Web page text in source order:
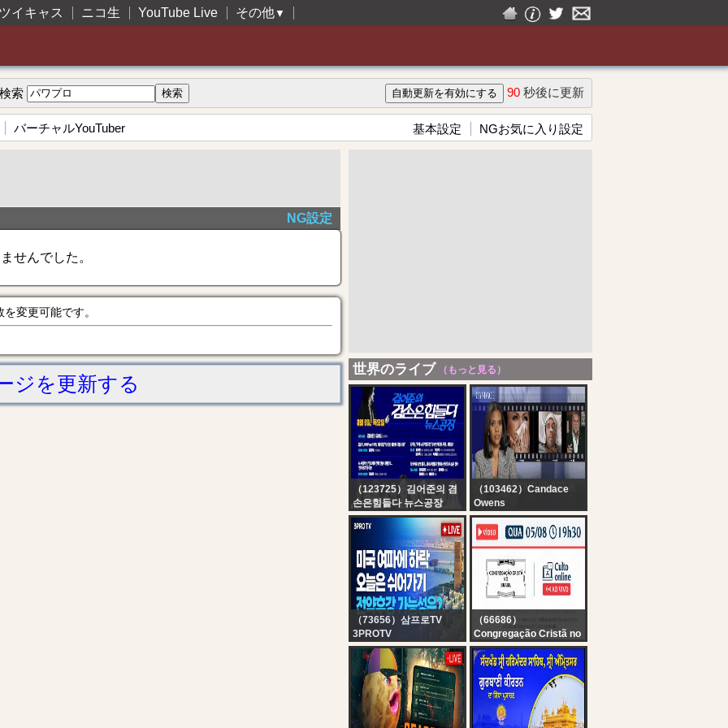
イキャス ニコ生 YouTube Live その他▼
検索 90 秒後に更新
バーチャルYouTuber 基本設定 NGお気に入り設定
NG設定
せんでした。
変更可能です。
ジを更新する
世界のライブ （もっと見る）
（123725）김어준의 겸
손은힘들다 뉴스공장
김어준의 겸손은힘들다
뉴스공장 2026년 8월 6일
목요일 [김민석, 김성환,
홍사훈X주진우X봉지욱X
박시동, 동네사람들]
（103462）Candace
Owens
LEAKED: “Protecting
Erika Kirk” Group Chat,
Perez Hilton’s Public
Breakdown. | Ep 372
（73656）삼프로TV
3PROTV
V자 반등으로 돌아온 삼
전닉스, 기술주 약세에 오
늘장 상승 vs 하락...흐름
은 어디로? | 정프로, 류종
은, 권순우, 박병창 [오늘
아침 라이브]
（66686）
Congregação Cristã no
Brasil
Santo Culto a Deus
(Vídeo) – QUA -
05/08/2026 19:30